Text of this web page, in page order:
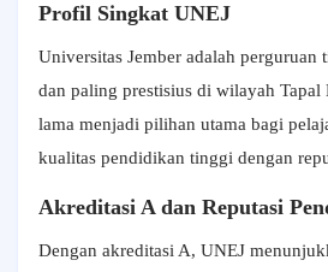
Profil Singkat UNEJ
Universitas Jember adalah perguruan
dan paling prestisius di wilayah Tapal
lama menjadi pilihan utama bagi
kualitas pendidikan tinggi dengan
Akreditasi A dan Reputasi
Dengan akreditasi A, UNEJ